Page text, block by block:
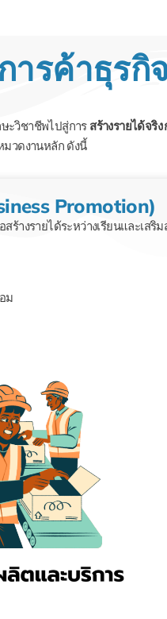
ารค้าธุรกิ
ะวิชาชีพไปสู่การสร้างรายได้จริ
วดงานหลัก ดังนี้
Promotion)
างรายได้ระหว่างเรียนและเสริม
ม